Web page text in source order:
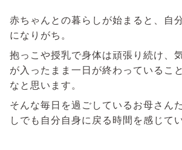
赤ちゃんとの暮らしが始まると、自
になりがち。
抱っこや授乳で身体は頑張り続け、
が入ったまま一日が終わっているこ
なと思います。
そんな毎日を過ごしているお母さん
しでも自分自身に戻る時間を感じて